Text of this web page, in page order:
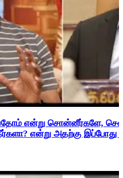
என்று சொன்னீர்களே,
என்று அதற்கு